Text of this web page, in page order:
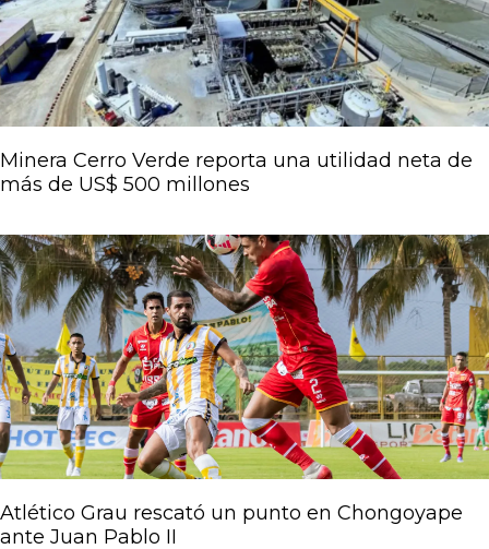
Minera Cerro Verde reporta una utilidad neta de
más de US$ 500 millones
Atlético Grau rescató un punto en Chongoyape
ante Juan Pablo II